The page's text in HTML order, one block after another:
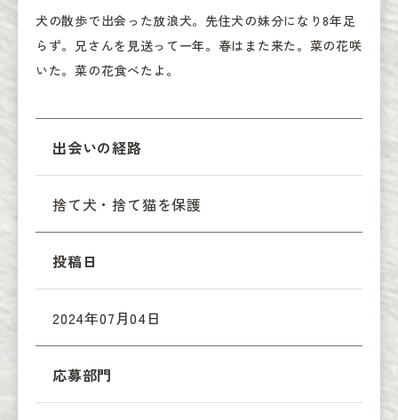
犬の散歩で出会った放浪犬。先住犬の妹分になり8年足
らず。兄さんを見送って一年。春はまた来た。菜の花咲
いた。菜の花食べたよ。
出会いの経路
捨て犬・捨て猫を保護
投稿日
2024年07月04日
応募部門